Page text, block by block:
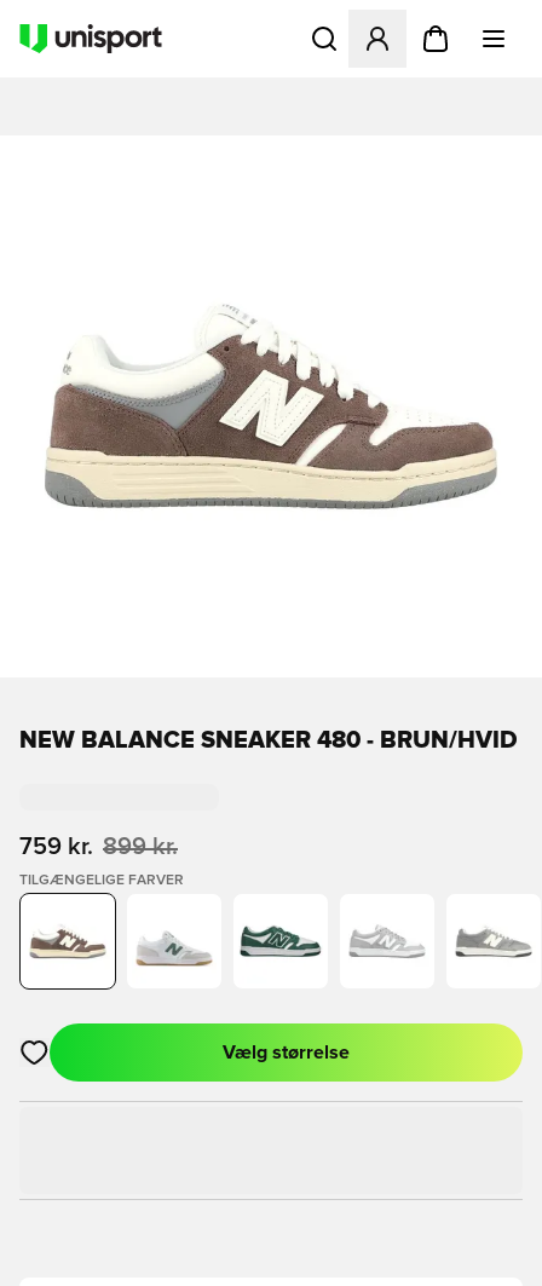
Åbner en Modal til at
NEW BALANCE SNEAKER 480 - BRUN/HVID
759 kr. 899 kr.
TILGÆNGELIGE FARVER
Åbner en Modal til at logge ind eller tilmelde dig som medlem
Vælg størrelse